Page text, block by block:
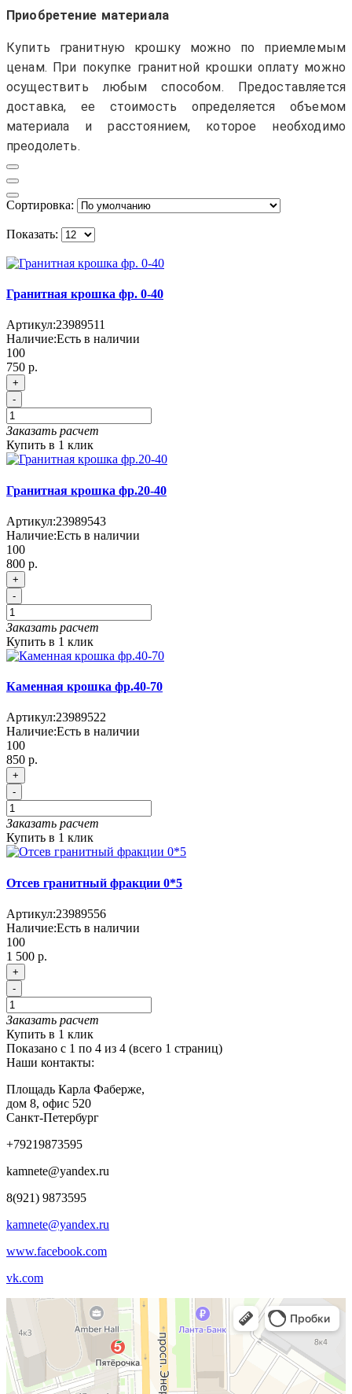
Приобретение материала
Купить гранитную крошку можно по приемлемым
ценам. При покупке гранитной крошки оплату можно
осуществить любым способом. Предоставляется
доставка, ее стоимость определяется объемом
материала и расстоянием, которое необходимо
преодолеть.
Сортировка:
Показать:
Гранитная крошка фр. 0-40
Артикул:23989511
Наличие:Есть в наличии
100
750 р.
+
-
Заказать расчет
Купить в 1 клик
Гранитная крошка фр.20-40
Артикул:23989543
Наличие:Есть в наличии
100
800 р.
+
-
Заказать расчет
Купить в 1 клик
Каменная крошка фр.40-70
Артикул:23989522
Наличие:Есть в наличии
100
850 р.
+
-
Заказать расчет
Купить в 1 клик
Отсев гранитный фракции 0*5
Артикул:23989556
Наличие:Есть в наличии
100
1 500 р.
+
-
Заказать расчет
Купить в 1 клик
Показано с 1 по 4 из 4 (всего 1 страниц)
Наши контакты:
Площадь Карла Фаберже,
дом 8, офис 520
Санкт-Петербург
+79219873595
kamnete@yandex.ru
8(921) 9873595
kamnete@yandex.ru
www.facebook.com
vk.com